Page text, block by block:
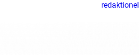
redaktionel